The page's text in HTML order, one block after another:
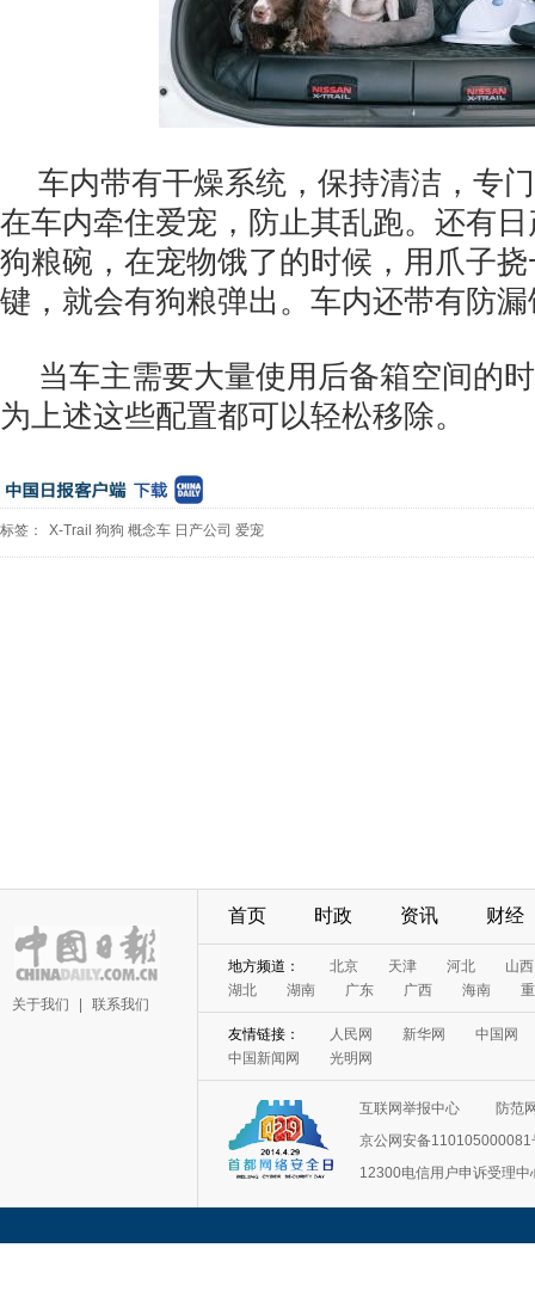
车内带有干燥系统，保持清洁，专
在车内牵住爱宠，防止其乱跑。还有
狗粮碗，在宠物饿了的时候，用爪子
键，就会有狗粮弹出。车内还带有防
当车主需要大量使用后备箱空间的
为上述这些配置都可以轻松移除。
标签： X-Trail 狗狗 概念车 日产公司 爱宠
关于我们 联系我们
首页 时政 资讯 财经
地方频道： 北京 天津 河北
山西
湖北
湖南 广东 广西 海南
友情链接： 人民网 新华网
中国网
中国新闻网
光明网
互联网举报中心
防范
京公网安备110105000081
12300电信用户申诉受理中